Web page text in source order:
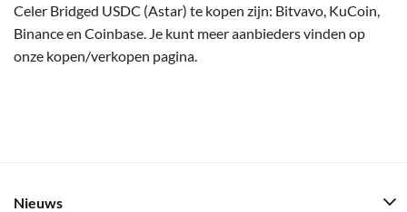
Celer Bridged USDC (Astar) te kopen zijn: Bitvavo, KuCoin,
Binance en Coinbase. Je kunt meer aanbieders vinden op
onze kopen/verkopen pagina.
Nieuws